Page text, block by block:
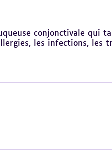
conjonctivale qui
les infections, les